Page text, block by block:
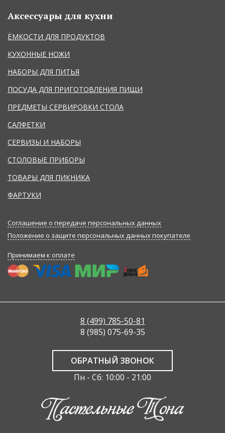
Аксессуары для кухни
ЁМКОСТИ ДЛЯ ПРОДУКТОВ
КУХОННЫЕ НОЖИ
НАБОРЫ ДЛЯ ПИТЬЯ
ПОСУДА ДЛЯ ПРИГОТОВЛЕНИЯ ПИЩИ
ПРЕДМЕТЫ СЕРВИРОВКИ СТОЛА
САЛФЕТКИ
СЕРВИЗЫ И НАБОРЫ
СТОЛОВЫЕ ПРИБОРЫ
ТОВАРЫ ДЛЯ ПИКНИКА
ФАРТУКИ
Соглашение о передаче персональных данных
Положение о защите персональных данных покупателе
Принимаем к оплате
8 (499) 785-50-81
8 (985) 075-69-35
ОБРАТНЫЙ ЗВОНОК
Пн - Сб: 10:00 - 21:00